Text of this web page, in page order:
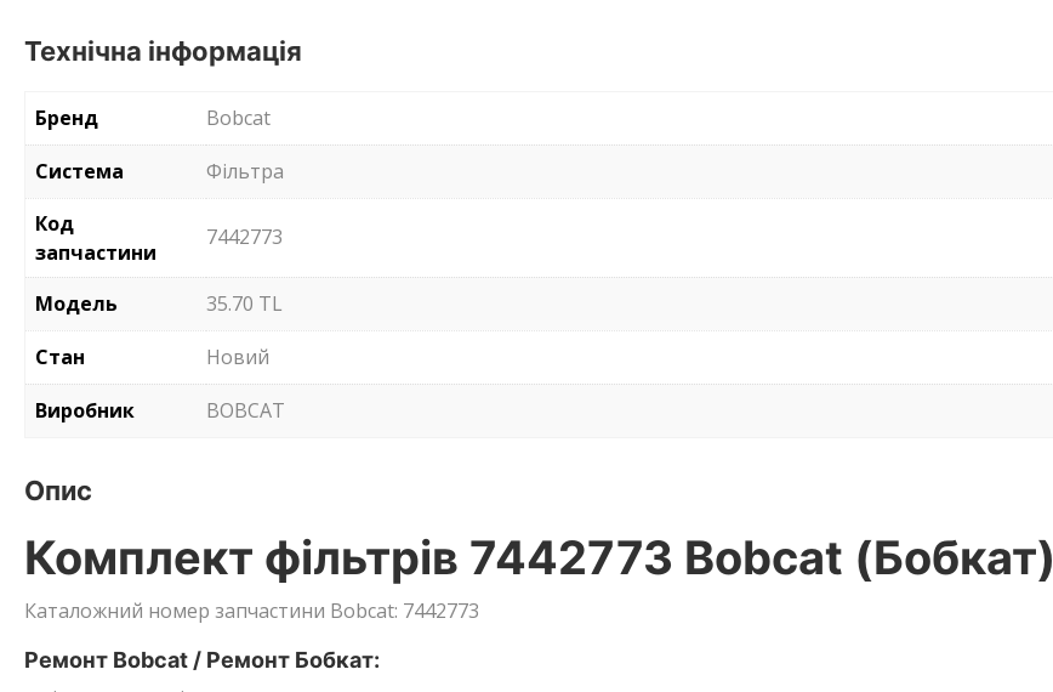
Технічна інформація
Бренд
Bobcat
Система
Фільтра
Код
запчастини
7442773
Модель
35.70 TL
Стан
Новий
Виробник
BOBCAT
Опис
Комплект фільтрів 7442773 Bobcat (Бобкат)
Каталожний номер запчастини Bobcat: 7442773
Ремонт Bobcat / Ремонт Бобкат: